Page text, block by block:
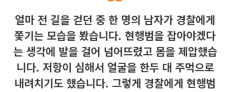
얼마 전 길을 걷던 중 한 명의 남자가 경찰에게
쫓기는 모습을 봤습니다. 현행범을 잡아야겠다
는 생각에 발을 걸어 넘어뜨렸고 몸을 제압했습
니다. 저항이 심해서 얼굴을 한두 대 주먹으로
내려치기도 했습니다. 그렇게 경찰에게 현행범